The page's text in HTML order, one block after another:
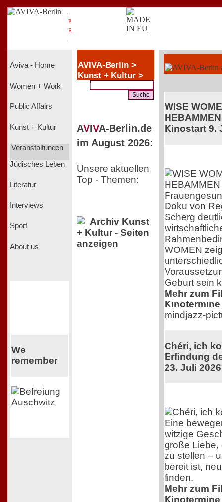
P
R
Aviva - Home
Women + Work
Public Affairs
Kunst + Kultur
Veranstaltungen
Jüdisches Leben
Literatur
Interviews
Sport
About us
We
remember
AVIVA-Berlin >
Kunst + Kultur >
Kultur live
AVIVA-Berlin.de
im August 2026:
Unsere aktuellen
Top - Themen:
Archiv Kunst
+ Kultur - Seiten
anzeigen
WISE
Kinostart 9.
Doku von
Scherg
WOMEN
Geburt sein
Mehr zum
mindjazz-
Chéri, ich
Erfindung
23. Juli 2026
Eine
witzige
große Liebe,
zu stellen –
bereit ist,
finden.
Mehr zum